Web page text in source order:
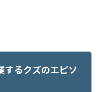
するクズのエピソ